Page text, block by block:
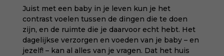
Juist met een baby in je leven kun je het
contrast voelen tussen de dingen die te doen
zijn, en de ruimte die je daarvoor echt hebt. Het
dagelijkse verzorgen en voeden van je baby – en
jezelf! – kan al alles van je vragen. Dat het huis